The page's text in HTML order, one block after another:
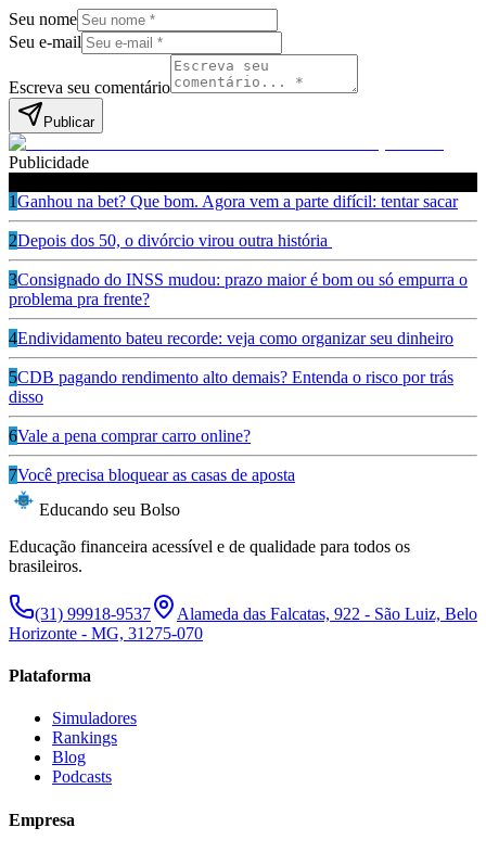
Seu nome
Seu e-mail
Escreva seu comentário
Publicar
Publicidade
1Ganhou na bet? Que bom. Agora vem a parte difícil: tentar sacar
2Depois dos 50, o divórcio virou outra história
3Consignado do INSS mudou: prazo maior é bom ou só empurra o
problema pra frente?
4Endividamento bateu recorde: veja como organizar seu dinheiro
5CDB pagando rendimento alto demais? Entenda o risco por trás
disso
6Vale a pena comprar carro online?
7Você precisa bloquear as casas de aposta
Educando seu Bolso
Educação financeira acessível e de qualidade para todos os
brasileiros.
(31) 99918-9537
Alameda das Falcatas, 922 - São Luiz, Belo
Horizonte - MG, 31275-070
Plataforma
Simuladores
Rankings
Blog
Podcasts
Empresa